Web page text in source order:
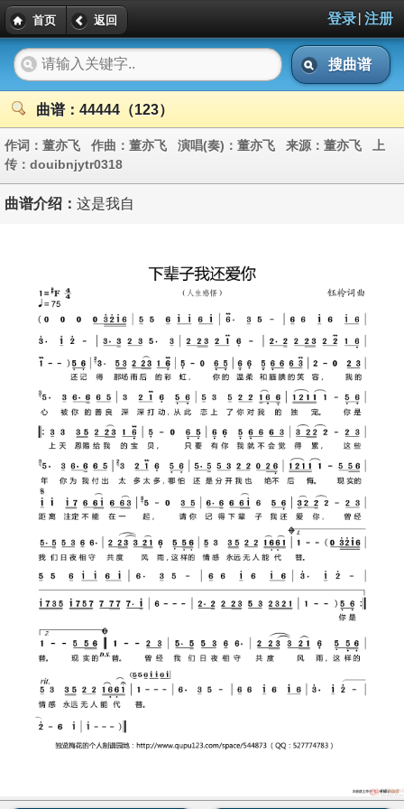
首页 返回 登录| 注册
搜曲谱
曲谱：44444（123）
作词： 董亦飞 作曲： 董亦飞 演唱(奏)： 董亦飞 来源： 董亦飞 上
传： douibnjytr0318
曲谱介绍： 这是我自